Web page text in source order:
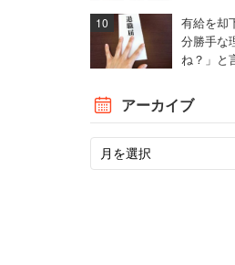
有給を却
分勝手な
ね？」と
アーカイブ